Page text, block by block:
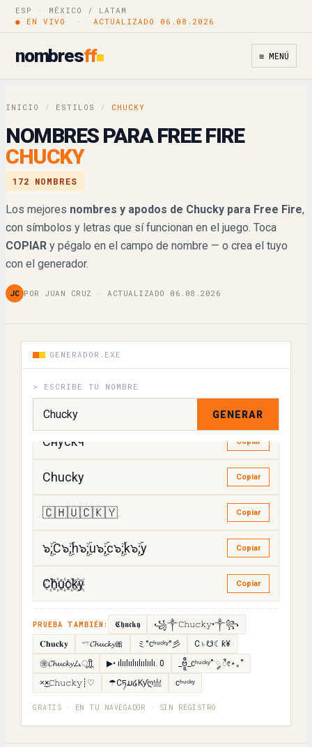
ESP · MÉXICO / LATAM
● EN VIVO · ACTUALIZADO 06.08.2026
nombresff ≡ MENÚ
INICIO / ESTILOS / CHUCKY
NOMBRES PARA FREE FIRE
CHUCKY
172 NOMBRES
Los mejores nombres y apodos de Chucky para Free Fire,
con símbolos y letras que sí funcionan en el juego. Toca
COPIAR y pégalo en el campo de nombre — o crea el tuyo
con el generador.
JC POR JUAN CRUZ · ACTUALIZADO 06.08.2026
GENERADOR.EXE
> ESCRIBE TU NOMBRE
GENERAR
𝓒𝓱𝓾𝓬𝓴𝔂
𝒞𝒽𝓊𝒸𝓀𝓎
𝘾𝙝𝙪𝙘𝙠𝙮
𝘊𝘩𝘶𝘤𝘬𝘺
C卄ㄩ匚Ҝㄚ Copiar
ꏸhucky
ꉔhucky
𝙲𝚑𝚞𝚌𝚔𝚢 Copiar
Снускч Copiar
Chucky Copiar
🇨🇭🇺🇨🇰🇾 Copiar
๖ۣۜ;C๖ۣۜ;h๖ۣۜ;u๖ۣۜ;c๖ۣۜ;k๖ۣۜ;y Copiar
C꙰h꙰u꙰c꙰k꙰y꙰ Copiar
PRUEBA TAMBIÉN: 𝕮𝖍𝖚𝖈𝖐𝖞
꧁༒𝙲𝚑𝚞𝚌𝚔𝚢•༒꧂
𝐂𝐡𝐮𝐜𝐤𝐲
𓍼𝓒𝓱𝓾𝓬𝓴𝔂🎀 ミ°ᴄʰᵘᶜᵏʸ°彡
C♄☋☾ƙ¥
㊝𝓒𝓱𝓾𝓬𝓴𝔂ムㅤूाीू
▶• ılıılıılıılıılıılı. 0
_ဗီူ_ᴄʰᵘᶜᵏʸ˚ ༘ ೀ⋆｡˚
×͜×𝙲𝚑𝚞𝚌𝚔𝚢┊♡
☂Cཏມ໒Kƴღ亗 ᴄʰᵘᶜᵏʸ
GRATIS · EN TU NAVEGADOR · SIN REGISTRO